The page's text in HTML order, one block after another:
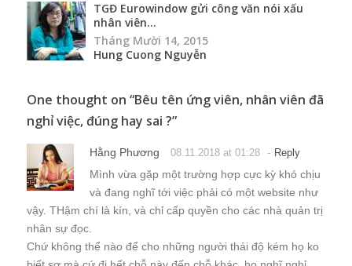
TGĐ Eurowindow gửi công văn nói xấu
nhân viên...
Tháng Mười 14, 2015
Hung Cuong Nguyễn
One thought on “Bêu tên ứng viên, nhân viên đã
nghỉ việc, đúng hay sai ?”
Hằng Phương 08.11.2018 at 01:28 - Reply
Mình vừa gặp một trường hợp cực kỳ khó chịu
và đang nghĩ tới việc phải có một website như
vậy. THậm chí là kín, và chỉ cấp quyền cho các nhà quản trị
nhân sự đọc.
Chứ không thể nào để cho những người thái độ kém họ ko